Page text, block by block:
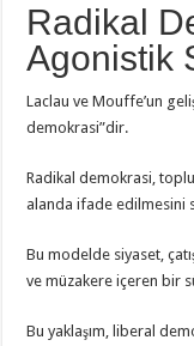
Radikal
Agonistik
Laclau ve Mouffe’un
demokrasi”dir.
Radikal demokrasi,
alanda ifade edilmesini
Bu modelde siyaset,
ve müzakere içeren bir
Bu yaklaşım, liberal